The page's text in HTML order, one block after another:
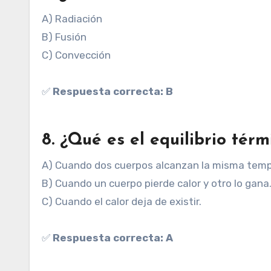
A) Radiación
B) Fusión
C) Convección
✅ Respuesta correcta: B
8. ¿Qué es el equilibrio
A) Cuando dos cuerpos alcanzan la misma
B) Cuando un cuerpo pierde calor y otro lo gana.
C) Cuando el calor deja de existir.
✅ Respuesta correcta: A